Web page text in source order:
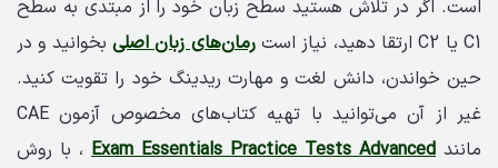
است. اگر در تلاش هستید سطح زبان خود را از مبتدی به سطح
C1 یا C2 ارتقا دهید، نیاز است
رمان‌های زبان اصلی بخوانید و در
حین خواندن، دانش لغت و مهارت ریدینگ خود را تقویت کنید.
غیر از آن می‌توانید با تهیه کتاب‌های مخصوص آزمون CAE
مانند Exam Essentials Practice Tests Advanced ، با روش